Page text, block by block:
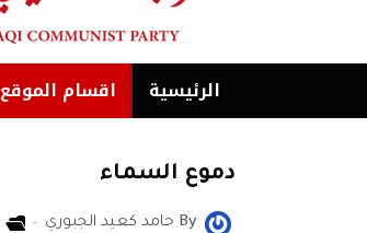
الرئیسية اقسام الموقع
دموع السماء
By حامد كعيد الجبوري